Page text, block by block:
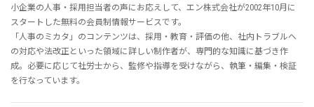
小企業の人事・採用担当者の声にお応えして、エン株式会社が2002年10月に
スタートした無料の会員制情報サービスです。
「人事のミカタ」のコンテンツは、採用・教育・評価の他、社内トラブルへ
の対応や法改正といった領域に詳しい制作者が、専門的な知識に基づき作
成。必要に応じて社労士から、監修や指導を受けながら、執筆・編集・検証
を行なっています。